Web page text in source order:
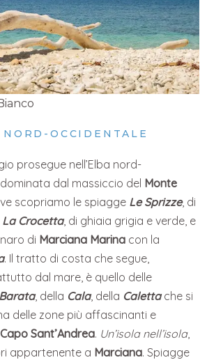
NORD-OCCIDENTALE
prosegue nell’Elba nord-
dal massiccio del Monte
scopriamo le spiagge Le Sprizze, di
La Crocetta, di ghiaia grigia e verde, e
di Marciana Marina con la
. Il tratto di costa che segue,
dal mare, è quello delle
, della Cala, della Calettache si
delle zone più affascinanti e
Capo Sant’Andrea. Un’isola nell’isola,
appartenente a Marciana. Spiagge